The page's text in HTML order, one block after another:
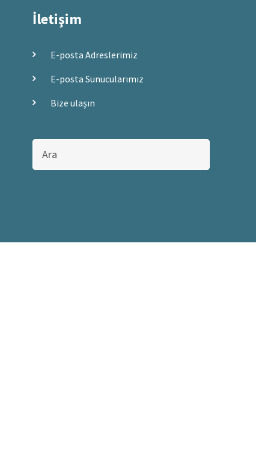
İletişim
E-posta Adreslerimiz
E-posta Sunucularımız
Bize ulaşın
Bu
sitede
ara